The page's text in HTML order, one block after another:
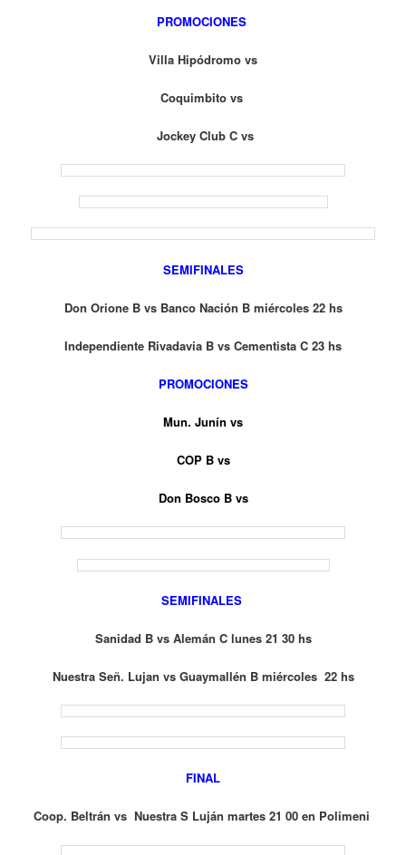
PROMOCIONES
Villa Hipódromo vs
Coquimbito vs
Jockey Club C vs
SEMIFINALES
Don Orione B vs Banco Nación B miércoles 22 hs
Independiente Rivadavia B vs Cementista C 23 hs
PROMOCIONES
Mun. Junín vs
COP B vs
Don Bosco B vs
SEMIFINALES
Sanidad B vs Alemán C lunes 21 30 hs
Nuestra Señ. Lujan vs Guaymallén B miércoles 22 hs
FINAL
Coop. Beltrán vs Nuestra S Luján martes 21 00 en Polimeni